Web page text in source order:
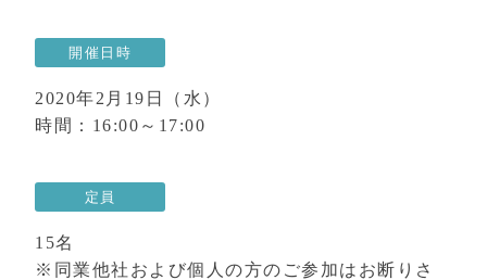
開催日時
2020年2月19日（水）
時間：16:00～17:00
定員
15名
※同業他社および個人の方のご参加はお断りさ